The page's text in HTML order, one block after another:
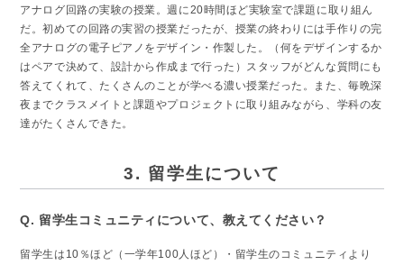
アナログ回路の実験の授業。週に20時間ほど実験室で課題に取り組ん
だ。初めての回路の実習の授業だったが、授業の終わりには手作りの完
全アナログの電子ピアノをデザイン・作製した。（何をデザインするか
はペアで決めて、設計から作成まで行った）スタッフがどんな質問にも
答えてくれて、たくさんのことが学べる濃い授業だった。また、毎晩深
夜までクラスメイトと課題やプロジェクトに取り組みながら、学科の友
達がたくさんできた。
3. 留学生について
Q. 留学生コミュニティについて、教えてください？
留学生は10％ほど（一学年100人ほど）・留学生のコミュニティより